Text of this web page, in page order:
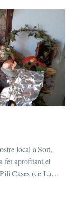
local a Sort,
fer aprofitant el
Cases (de La
de riu pintada.